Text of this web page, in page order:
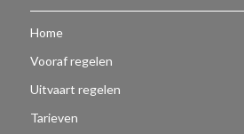
Home
Vooraf regelen
Uitvaart regelen
Tarieven